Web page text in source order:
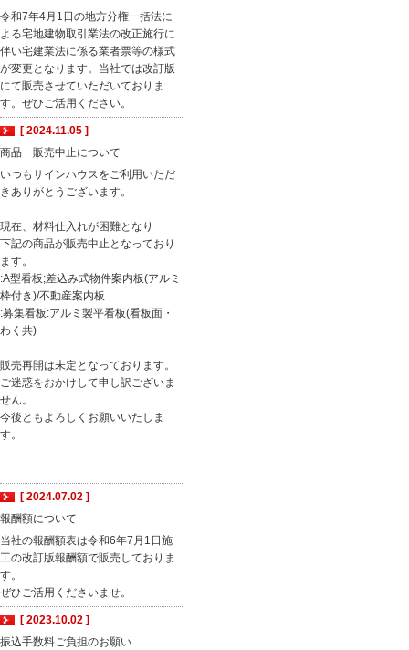
令和7年4月1日の地方分権一括法に
よる宅地建物取引業法の改正施行に
伴い宅建業法に係る業者票等の様式
が変更となります。当社では改訂版
にて販売させていただいておりま
す。ぜひご活用ください。
[ 2024.11.05 ]
商品 販売中止について
いつもサインハウスをご利用いただ
きありがとうございます。
現在、材料仕入れが困難となり
下記の商品が販売中止となっており
ます。
:A型看板;差込み式物件案内板(アルミ
枠付き)/不動産案内板
:募集看板:アルミ製平看板(看板面・
わく共)
販売再開は未定となっております。
ご迷惑をおかけして申し訳ございま
せん。
今後ともよろしくお願いいたしま
す。
[ 2024.07.02 ]
報酬額について
当社の報酬額表は令和6年7月1日施
工の改訂版報酬額で販売しておりま
す。
ぜひご活用くださいませ。
[ 2023.10.02 ]
振込手数料ご負担のお願い